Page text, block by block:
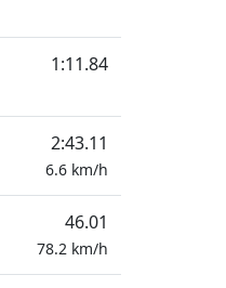
1:11.84
2:43.11
6.6 km/h
46.01
78.2 km/h